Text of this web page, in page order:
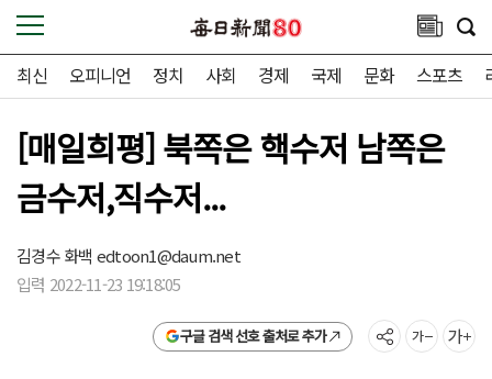
최신 오피니언 정치 사회 경제 국제 문화 스포츠
[매일희평] 북쪽은 핵수저 남쪽은
금수저,직수저...
김경수 화백 edtoon1@daum.net
입력 2022-11-23 19:18:05
구글 검색 선호 출처로 추가